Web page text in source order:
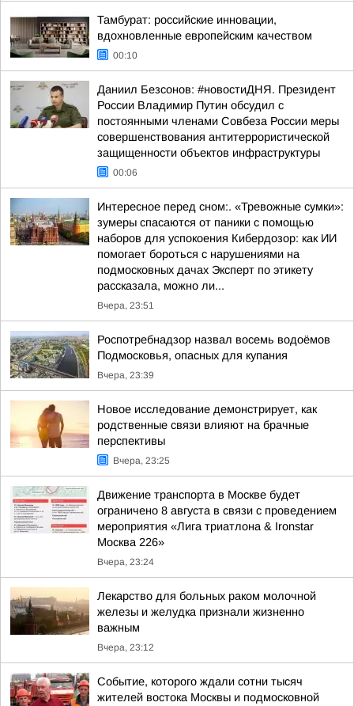
Тамбурат: российские инновации,
вдохновленные европейским качеством
00:10
Даниил Безсонов: #новостиДНЯ. Президент
России Владимир Путин обсудил с
постоянными членами Совбеза России меры
совершенствования антитеррористической
защищенности объектов инфраструктуры
00:06
Интересное перед сном:. «Тревожные сумки»:
зумеры спасаются от паники с помощью
наборов для успокоения Кибердозор: как ИИ
помогает бороться с нарушениями на
подмосковных дачах Эксперт по этикету
рассказала, можно ли...
Вчера, 23:51
Роспотребнадзор назвал восемь водоёмов
Подмосковья, опасных для купания
Вчера, 23:39
Новое исследование демонстрирует, как
родственные связи влияют на брачные
перспективы
Вчера, 23:25
Движение транспорта в Москве будет
ограничено 8 августа в связи с проведением
мероприятия «Лига триатлона & Ironstar
Москва 226»
Вчера, 23:24
Лекарство для больных раком молочной
железы и желудка признали жизненно
важным
Вчера, 23:12
Событие, которого ждали сотни тысяч
жителей востока Москвы и подмосковной